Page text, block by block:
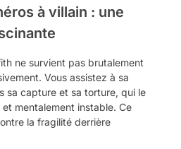
à villain : une
ne survient pas brutalement
Vous assistez à sa
sa capture et sa torture, qui le
mentalement instable. Ce
la fragilité derrière